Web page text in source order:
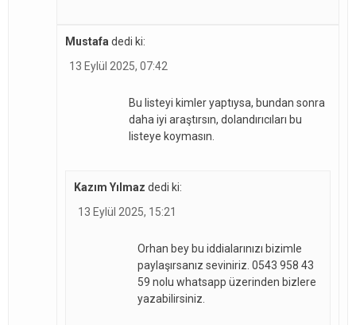
Mustafa dedi ki:
13 Eylül 2025, 07:42
Bu listeyi kimler yaptıysa, bundan sonra
daha iyi araştırsın, dolandırıcıları bu
listeye koymasın.
Kazım Yılmaz dedi ki:
13 Eylül 2025, 15:21
Orhan bey bu iddialarınızı bizimle
paylaşırsanız seviniriz. 0543 958 43
59 nolu whatsapp üzerinden bizlere
yazabilirsiniz.